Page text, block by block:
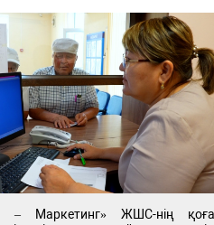
– Маркетинг» ЖШС-нің